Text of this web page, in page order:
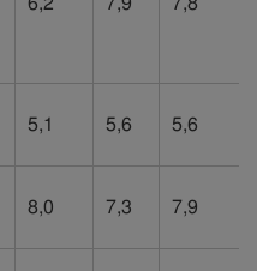
5,1 5,6 5,6
8,0 7,3 7,9